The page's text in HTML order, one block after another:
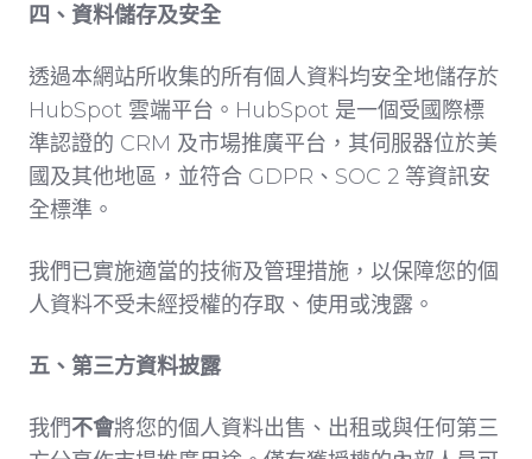
四、資料儲存及安全
透過本網站所收集的所有個人資料均安全地儲存於
HubSpot 雲端平台。HubSpot 是一個受國際標
準認證的 CRM 及市場推廣平台，其伺服器位於美
國及其他地區，並符合 GDPR、SOC 2 等資訊安
全標準。
我們已實施適當的技術及管理措施，以保障您的個
人資料不受未經授權的存取、使用或洩露。
五、第三方資料披露
我們不會將您的個人資料出售、出租或與任何第三